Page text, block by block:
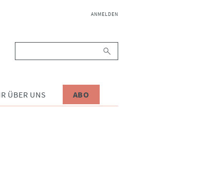
NAVIGATION
ANMELDEN
ÜBER UNS ABO